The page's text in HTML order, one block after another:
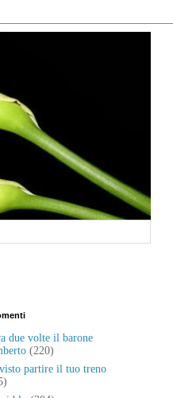
due volte il barone
(220)
partire il tuo treno